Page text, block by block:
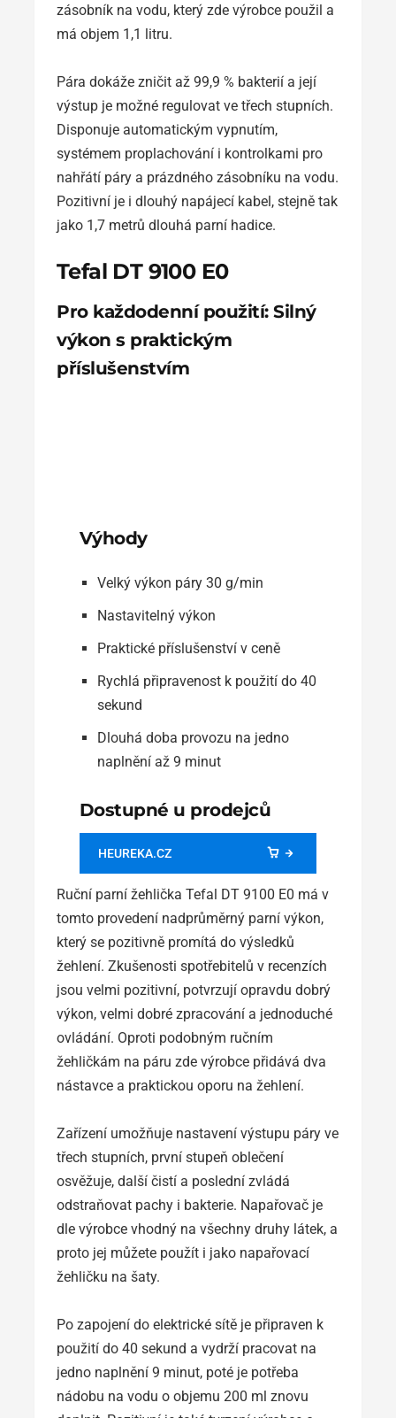
zásobník na vodu, který zde výrobce použil a
má objem 1,1 litru.
Pára dokáže zničit až 99,9 % bakterií a její
výstup je možné regulovat ve třech stupních.
Disponuje automatickým vypnutím,
systémem proplachování i kontrolkami pro
nahřátí páry a prázdného zásobníku na vodu.
Pozitivní je i dlouhý napájecí kabel, stejně tak
jako 1,7 metrů dlouhá parní hadice.
Tefal DT 9100 E0
Pro každodenní použití: Silný
výkon s praktickým
příslušenstvím
Výhody
Velký výkon páry 30 g/min
Nastavitelný výkon
Praktické příslušenství v ceně
Rychlá připravenost k použití do 40
sekund
Dlouhá doba provozu na jedno
naplnění až 9 minut
Dostupné u prodejců
HEUREKA.CZ
Ruční parní žehlička Tefal DT 9100 E0 má v
tomto provedení nadprůměrný parní výkon,
který se pozitivně promítá do výsledků
žehlení. Zkušenosti spotřebitelů v recenzích
jsou velmi pozitivní, potvrzují opravdu dobrý
výkon, velmi dobré zpracování a jednoduché
ovládání. Oproti podobným ručním
žehličkám na páru zde výrobce přidává dva
nástavce a praktickou oporu na žehlení.
Zařízení umožňuje nastavení výstupu páry ve
třech stupních, první stupeň oblečení
osvěžuje, další čistí a poslední zvládá
odstraňovat pachy i bakterie. Napařovač je
dle výrobce vhodný na všechny druhy látek, a
proto jej můžete použít i jako napařovací
žehličku na šaty.
Po zapojení do elektrické sítě je připraven k
použití do 40 sekund a vydrží pracovat na
jedno naplnění 9 minut, poté je potřeba
nádobu na vodu o objemu 200 ml znovu